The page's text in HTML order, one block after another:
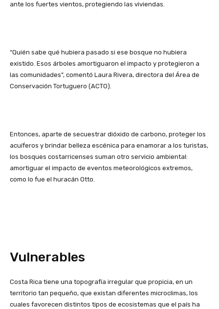
ante los fuertes vientos, protegiendo las viviendas.
“Quién sabe qué hubiera pasado si ese bosque no hubiera
existido. Esos árboles amortiguaron el impacto y protegieron a
las comunidades”, comentó Laura Rivera, directora del Área de
Conservación Tortuguero (ACTO).
Entonces, aparte de secuestrar dióxido de carbono, proteger los
acuíferos y brindar belleza escénica para enamorar a los turistas,
los bosques costarricenses suman otro servicio ambiental:
amortiguar el impacto de eventos meteorológicos extremos,
como lo fue el huracán Otto.
Vulnerables
Costa Rica tiene una topografía irregular que propicia, en un
territorio tan pequeño, que existan diferentes microclimas, los
cuales favorecen distintos tipos de ecosistemas que el país ha